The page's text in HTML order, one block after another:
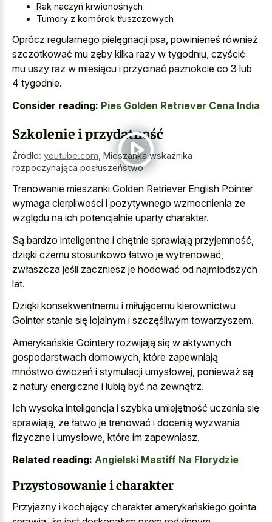
Rak naczyń krwionośnych
Tumory z komórek tłuszczowych
Oprócz regularnego pielęgnacji psa, powinieneś również
szczotkować mu zęby kilka razy w tygodniu, czyścić
mu uszy raz w miesiącu i przycinać paznokcie co 3 lub
4 tygodnie.
Consider reading: Pies Golden Retriever Cena India
Szkolenie i przydatność
Źródło: youtube.com Mieszanka wskaźnika
rozpoczynająca posłuszeństwo
Trenowanie mieszanki Golden Retriever English Pointer
wymaga cierpliwości i pozytywnego wzmocnienia ze
względu na ich potencjalnie uparty charakter.
Są bardzo inteligentne i chętnie sprawiają przyjemność,
dzięki czemu stosunkowo łatwo je wytrenować,
zwłaszcza jeśli zaczniesz je hodować od najmłodszych
lat.
Dzięki konsekwentnemu i miłującemu kierownictwu
Gointer stanie się lojalnym i szczęśliwym towarzyszem.
Amerykańskie Gointery rozwijają się w aktywnych
gospodarstwach domowych, które zapewniają
mnóstwo ćwiczeń i stymulacji umysłowej, ponieważ są
z natury energiczne i lubią być na zewnątrz.
Ich wysoka inteligencja i szybka umiejętność uczenia się
sprawiają, że łatwo je trenować i docenią wyzwania
fizyczne i umysłowe, które im zapewniasz.
Related reading: Angielski Mastiff Na Florydzie
Przystosowanie i charakter
Przyjazny i kochający charakter amerykańskiego gointa